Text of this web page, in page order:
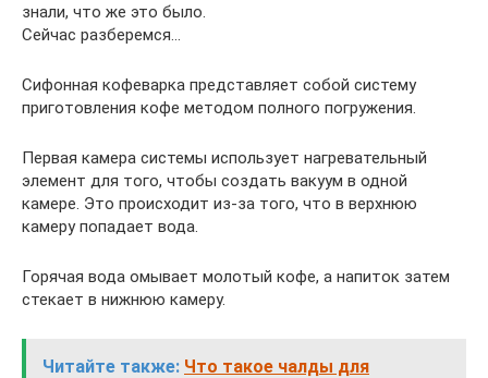
знали, что же это было.
Сейчас разберемся…
Сифонная кофеварка представляет собой систему
приготовления кофе методом полного погружения.
Первая камера системы использует нагревательный
элемент для того, чтобы создать вакуум в одной
камере. Это происходит из-за того, что в верхнюю
камеру попадает вода.
Горячая вода омывает молотый кофе, а напиток затем
стекает в нижнюю камеру.
Читайте также: Что такое чалды для